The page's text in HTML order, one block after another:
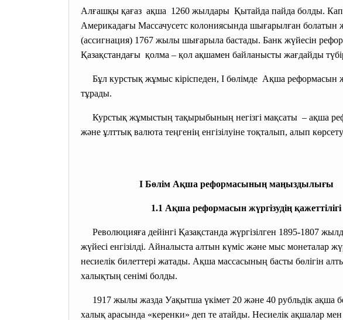
Алғашқы қағаз ақша 1260 жылдары Қытайда пайда болды.
Америкадағы Массачусетс колониясында шығарылған болатын
(ассигнация) 1767 жылы шығарыла бастады. Банк жүйесін
Қазақстандағы қолма – қол ақшамен байланысты жағдайды
Бұл курстық жұмыс кіріспеден, І бөлімде Ақша реформасын
тұрады.
Курстық жұмыстың тақырыбының негізгі мақсаты – ақша
және ұлттық валюта теңгенің енгізілуіне тоқталып, алып
І Бөлім Ақша реформасының маңыздылығы
1.1 Ақша реформасын жүргізудің қажеттілігі
Революцияға дейінгі Қазақстанда жүргізілген 1895-1807
жүйесі енгізілді. Айналыста алтын күміс және мыс монеталар
несиелік билеттері жатады. Ақша массасының басты бөлігін
халықтың сенімі болды.
1917 жылы жазда Уақытша үкімет 20 және 40 рубльдік ақша
халық арасында «керенки» деп те атайды. Несиелік ақшалар